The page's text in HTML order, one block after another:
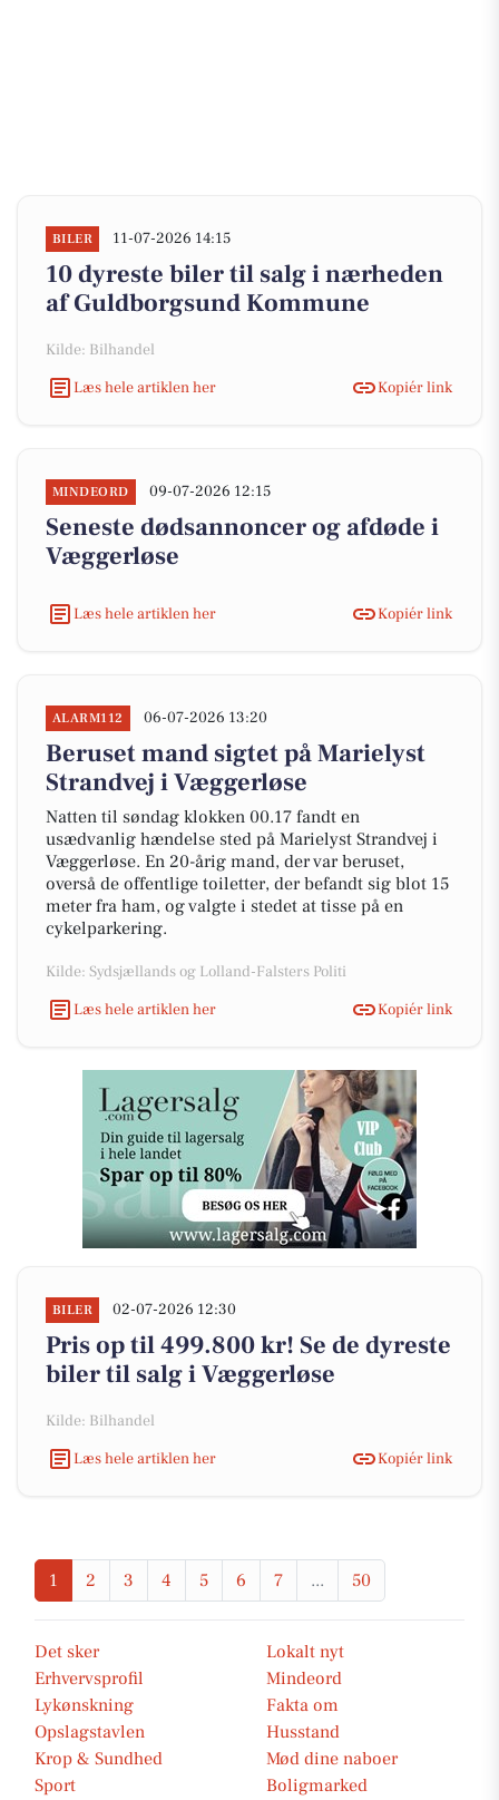
BILER 11-07-2026 14:15
10 dyreste biler til salg i nærheden
af Guldborgsund Kommune
Kilde: Bilhandel
Læs hele artiklen her
Kopiér link
MINDEORD 09-07-2026 12:15
Seneste dødsannoncer og afdøde i
Væggerløse
Læs hele artiklen her Kopiér link
ALARM112 06-07-2026 13:20
Beruset mand sigtet på Marielyst
Strandvej i Væggerløse
Natten til søndag klokken 00.17 fandt en
usædvanlig hændelse sted på Marielyst Strandvej i
Væggerløse. En 20-årig mand, der var beruset,
overså de offentlige toiletter, der befandt sig blot 15
meter fra ham, og valgte i stedet at tisse på en
cykelparkering.
Kilde: Sydsjællands og Lolland-Falsters Politi
Læs hele artiklen her
Kopiér link
BILER 02-07-2026 12:30
Pris op til 499.800 kr! Se de dyreste
biler til salg i Væggerløse
Kilde: Bilhandel
Læs hele artiklen her
Kopiér link
1 2 3 4 5 6 7 ... 50
Det sker
Lokalt nyt
Erhvervsprofil
Mindeord
Lykønskning
Fakta om
Opslagstavlen
Husstand
Krop & Sundhed
Mød dine naboer
Sport
Boligmarked